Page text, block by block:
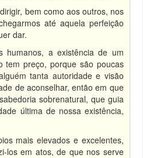
bem como aos outros, nos
até aquela perfeição
dar.
humanos, a existência de um
tem preço, porque são poucas
tanta autoridade e visão
de aconselhar, então em que
sobrenatural, que guia
última de nossa existência,
mais elevados e excelentes,
los em atos, de que nos serve